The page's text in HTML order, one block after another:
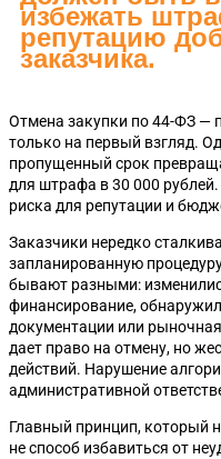
избежать
репутацию
заказчика.
Отмена закупки по 44-ФЗ —
только на первый взгляд.
пропущенный срок
для штрафа в 30 000
риска для репутации и
Заказчики нередко
запланированную
бывают разными:
финансирование,
документации или
дает право на отмену, но
действий. Нарушение
административной
Главный принцип, который
не способ избавиться от